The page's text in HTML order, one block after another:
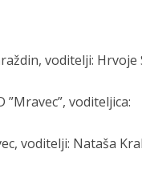
voditelji: Hrvoje
”Mravec”, voditeljica:
voditelji: Nataša